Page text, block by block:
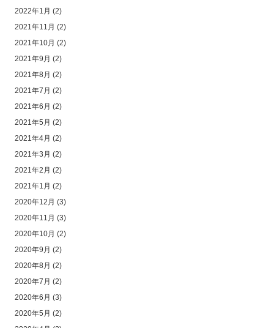
2022年1月 (2)
2021年11月 (2)
2021年10月 (2)
2021年9月 (2)
2021年8月 (2)
2021年7月 (2)
2021年6月 (2)
2021年5月 (2)
2021年4月 (2)
2021年3月 (2)
2021年2月 (2)
2021年1月 (2)
2020年12月 (3)
2020年11月 (3)
2020年10月 (2)
2020年9月 (2)
2020年8月 (2)
2020年7月 (2)
2020年6月 (3)
2020年5月 (2)